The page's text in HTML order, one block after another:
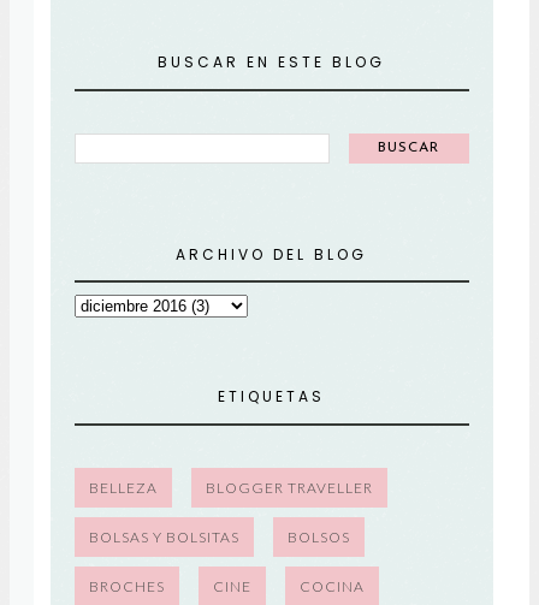
BUSCAR EN ESTE BLOG
ARCHIVO DEL BLOG
ETIQUETAS
BELLEZA BLOGGER TRAVELLER
BOLSAS Y BOLSITAS BOLSOS
BROCHES CINE COCINA